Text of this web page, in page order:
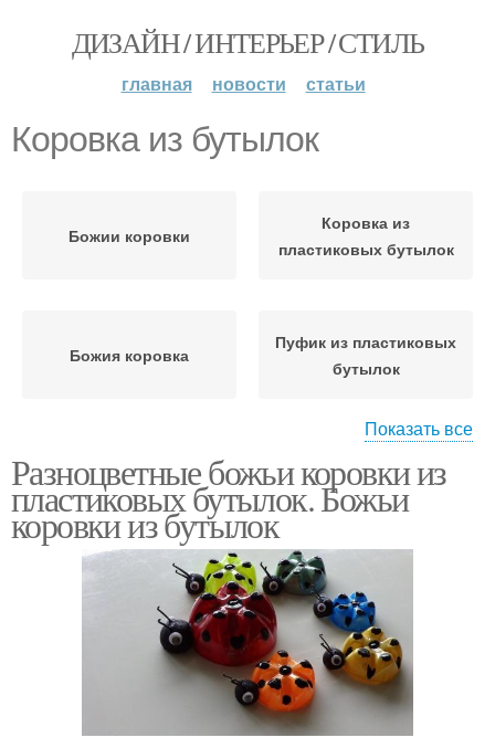
ДИЗАЙН / ИНТЕРЬЕР / СТИЛЬ
главная новости статьи
Коровка из бутылок
Божии коровки
Коровка из
пластиковых бутылок
Божия коровка
Пуфик из пластиковых
бутылок
Коровка из фанеры „божии коровки
Коровка из пластилина
Поделки из
пластиковых бутылок
Показать все
Разноцветные божьи коровки из
пластиковых бутылок. Божьи
коровки из бутылок